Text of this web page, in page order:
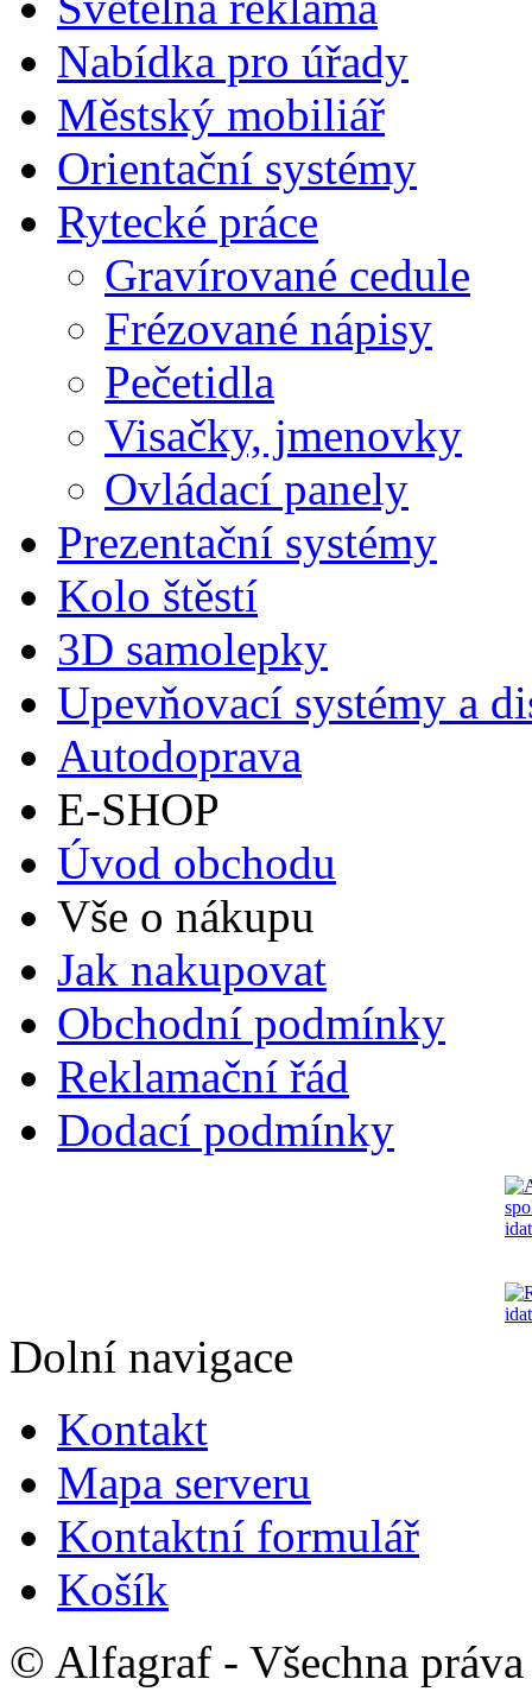
Nabídka pro úřady
Městský mobiliář
Orientační systémy
Rytecké práce
Gravírované cedule
Frézované nápisy
Pečetidla
Visačky, jmenovky
Ovládací panely
Prezentační systémy
Kolo štěstí
3D samolepky
Upevňovací systémy a
Autodoprava
E-SHOP
Úvod obchodu
Vše o nákupu
Jak nakupovat
Obchodní podmínky
Reklamační řád
Dodací podmínky
Dolní navigace
Kontakt
Mapa serveru
Kontaktní formulář
Košík
© Alfagraf - Všechna